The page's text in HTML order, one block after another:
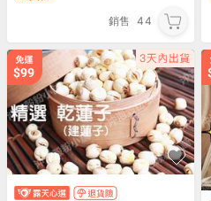
銷售 44